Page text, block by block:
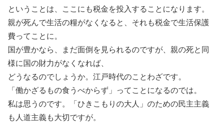
ということは、ここにも税金を投入することになります。
親が死んで生活の糧がなくなると、それも税金で生活保護
費ってことに。
国が豊かなら、まだ面倒を見られるのですが、親の死と同
様に国の財力がなくなれば、
どうなるのでしょうか。江戸時代のことわざです。
「働かざるもの食うべからず」ってことになるのでは。
私は思うのです。「ひきこもりの大人」のための民主主義
も人道主義も大切ですが。